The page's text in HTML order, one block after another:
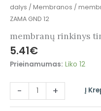
dalys / Membranos /
ZAMA GND 12
membranų rinkinys
5.41€
Prieinamumas: Liko 12
- + Į